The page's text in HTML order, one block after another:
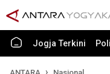
Jogja Terkini